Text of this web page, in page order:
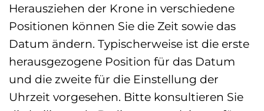
Herausziehen der Krone in verschiedene
Positionen können Sie die Zeit sowie das
Datum ändern. Typischerweise ist die erste
herausgezogene Position für das Datum
und die zweite für die Einstellung der
Uhrzeit vorgesehen. Bitte konsultieren Sie